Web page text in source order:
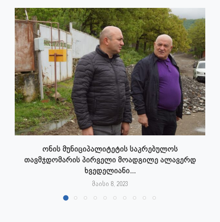
ონის მუნიციპალიტეტის საკრებულოს
თავმჯდომარის პირველი მოადგილე ალავერდ
ხვედელიანი...
მაისი 8, 2023